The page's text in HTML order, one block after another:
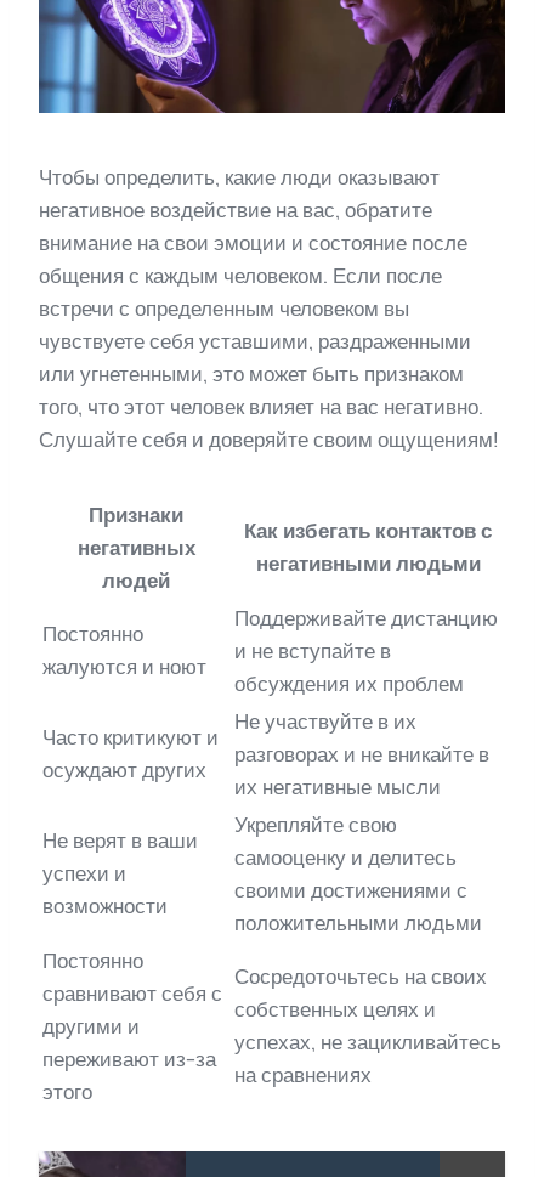
Чтобы определить, какие люди оказывают
негативное воздействие на вас, обратите
внимание на свои эмоции и состояние после
общения с каждым человеком. Если после
встречи с определенным человеком вы
чувствуете себя уставшими, раздраженными
или угнетенными, это может быть признаком
того, что этот человек влияет на вас негативно.
Слушайте себя и доверяйте своим ощущениям!
Признаки
негативных
людей
Как избегать контактов с
негативными людьми
Постоянно
жалуются и ноют
Поддерживайте дистанцию
и не вступайте в
обсуждения их проблем
Часто критикуют и
осуждают других
Не участвуйте в их
разговорах и не вникайте в
их негативные мысли
Не верят в ваши
успехи и
возможности
Укрепляйте свою
самооценку и делитесь
своими достижениями с
положительными людьми
Постоянно
сравнивают себя с
другими и
переживают из-за
этого
Сосредоточьтесь на своих
собственных целях и
успехах, не зацикливайтесь
на сравнениях